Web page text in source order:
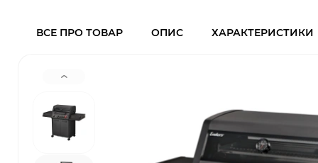
ВСЕ ПРО ТОВАР ОПИС ХАРАКТЕРИСТИКИ